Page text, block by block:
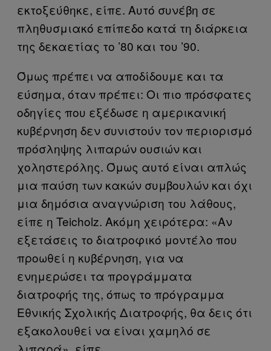
εκτοξεύθηκε, είπε. Αυτό συνέβη σε
πληθυσμιακό επίπεδο κατά τη διάρκεια
της δεκαετίας το ’80 και του ’90.
Όμως πρέπει να αποδίδουμε και τα
εύσημα, όταν πρέπει: Οι πιο πρόσφατες
οδηγίες που εξέδωσε η αμερικανική
κυβέρνηση δεν συνιστούν τον περιορισμό
πρόσληψης λιπαρών ουσιών και
χοληστερόλης. Όμως αυτό είναι απλώς
μια παύση των κακών συμβουλών και όχι
μια δημόσια αναγνώριση του λάθους,
είπε η Teicholz. Ακόμη χειρότερα: «Αν
εξετάσεις το διατροφικό μοντέλο που
προωθεί η κυβέρνηση, για να
ενημερώσει τα προγράμματα
διατροφής της, όπως το πρόγραμμα
Εθνικής Σχολικής Διατροφής, θα δεις ότι
εξακολουθεί να είναι χαμηλό σε